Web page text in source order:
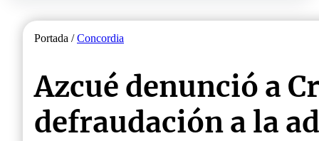
Portada /Concordia
Azcué denunció a
defraudación a la